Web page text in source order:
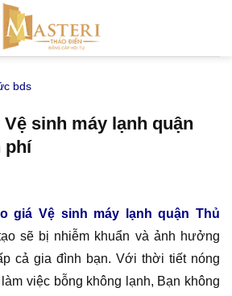
bds
sinh máy lạnh quận
phí
giá Vệ sinh máy lạnh quận Thủ
sẽ bị nhiễm khuẩn và ảnh hưởng
cả gia đình bạn. Với thời tiết nóng
việc bỗng không lạnh, Bạn không